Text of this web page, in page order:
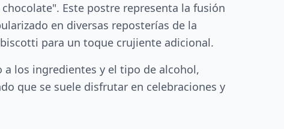
Este postre representa la fusión
en diversas reposterías de la
para un toque crujiente adicional.
los ingredientes y el tipo de alcohol,
que se suele disfrutar en celebraciones y